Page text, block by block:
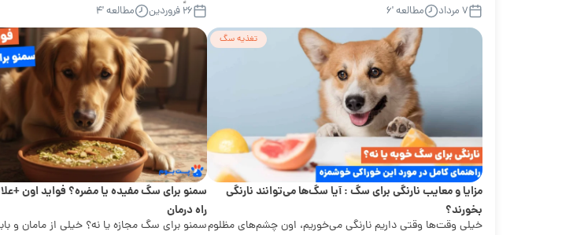
اما ببینه...
۷ مرداد مطالعه '۶
دقیقاً بدونن...
۲۶ فروردین مطالعه '۴
تغذیه سگ
مزایا و معایب نارنگی برای سگ : آیا سگ‌ها می‌توانند نارنگی
بخورند؟
خیلی وقت‌ها وقتی داریم نارنگی می‌خوریم، اون چشم‌های مظلوم
سمنو برای سگ مفیده یا مضره؟ فواید اون
راه درمان
سمنو برای سگ مجازه یا نه؟ خیلی از مامان و